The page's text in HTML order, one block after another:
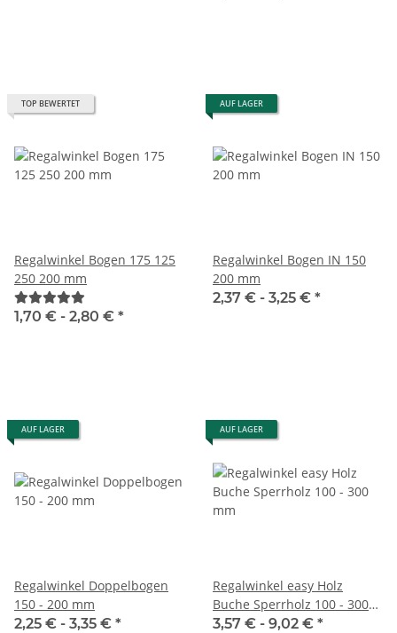
TOP BEWERTET
Regalwinkel Bogen 175 125
250 200 mm
1,70 € - 2,80 € *
AUF LAGER
Regalwinkel Bogen IN 150
200 mm
2,37 € - 3,25 € *
AUF LAGER
Regalwinkel Doppelbogen
150 - 200 mm
2,25 € - 3,35 € *
AUF LAGER
Regalwinkel easy Holz
Buche Sperrholz 100 - 300
mm
3,57 € - 9,02 € *